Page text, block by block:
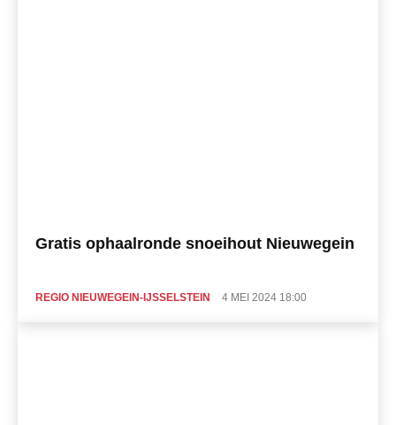
Gratis ophaalronde snoeihout Nieuwegein
REGIO NIEUWEGEIN-IJSSELSTEIN 4 MEI 2024 18:00